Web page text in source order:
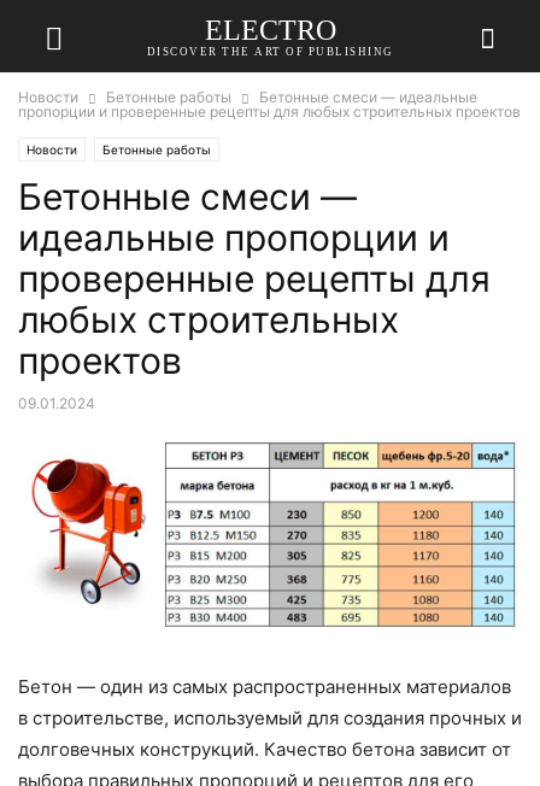
ELECTRO
DISCOVER THE ART OF PUBLISHING
Новости Бетонные работы
Бетонные смеси — идеальные
пропорции и проверенные рецепты для любых строительных проектов
Новости Бетонные работы
Бетонные смеси —
идеальные пропорции и
проверенные рецепты для
любых строительных
проектов
09.01.2024
Бетон — один из самых распространенных материалов
в строительстве, используемый для создания прочных и
долговечных конструкций. Качество бетона зависит от
выбора правильных пропорций и рецептов для его